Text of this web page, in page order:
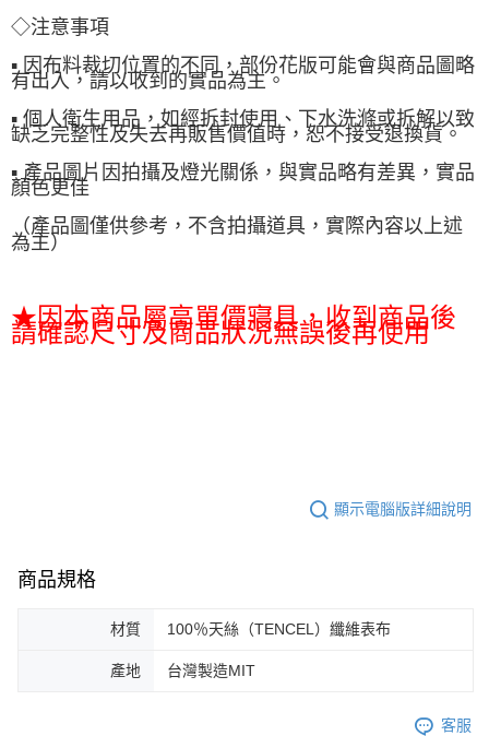
◇注意事項
▪ 因布料裁切位置的不同，部份花版可能會與商品圖略
有出入，請以收到的實品為主。
▪ 個人衛生用品，如經拆封使用、下水洗滌或拆解以致
缺乏完整性及失去再販售價值時，恕不接受退換貨。
▪ 產品圖片因拍攝及燈光關係，與實品略有差異，實品
顏色更佳
（產品圖僅供參考，不含拍攝道具，實際內容以上述
為主）
★因本商品屬高單價寢具，收到商品後
請確認尺寸及商品狀況無誤後再使用
顯示電腦版詳細說明
商品規格
材質 100％天絲（TENCEL）纖維表布
產地 台灣製造MIT
客服